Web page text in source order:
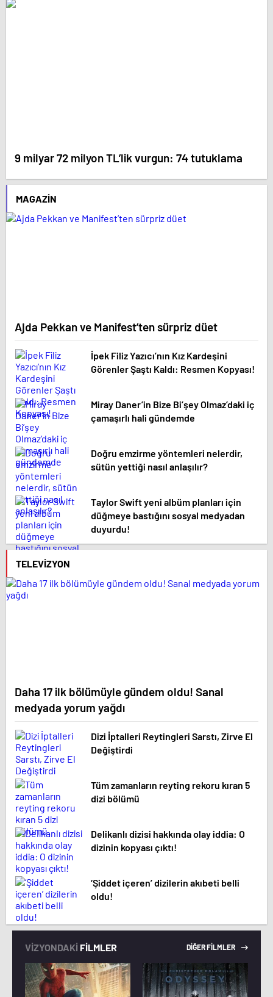
9 milyar 72 milyon TL’lik vurgun: 74 tutuklama
MAGAZIN
Ajda Pekkan ve Manifest’ten sürpriz düet
İpek Filiz Yazıcı’nın Kız Kardeşini
Görenler Şaştı Kaldı: Resmen Kopyası!
Miray Daner’in Bize Bi’şey Olmaz’daki iç
çamaşırlı hali gündemde
Doğru emzirme yöntemleri nelerdir,
sütün yettiği nasıl anlaşılır?
Taylor Swift yeni albüm planları için
düğmeye bastığını sosyal medyadan
duyurdu!
TELEVIZYON
Daha 17 ilk bölümüyle gündem oldu! Sanal
medyada yorum yağdı
Dizi İptalleri Reytingleri Sarstı, Zirve El
Değiştirdi
Tüm zamanların reyting rekoru kıran 5
dizi bölümü
Delikanlı dizisi hakkında olay iddia: O
dizinin kopyası çıktı!
‘Şiddet içeren’ dizilerin akıbeti belli
oldu!
VİZYONDAKİ FİLMLER DİĞER FİLMLER